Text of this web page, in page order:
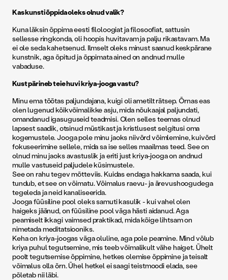
Kas kunsti õppida oleks olnud valik?
Kuna läksin õppima eesti filoloogiat ja filosoofiat, sattusin
sellesse ringkonda, oli hoopis huvitavam ja palju rikastavam. Ma
ei ole seda kahetsenud. Ilmselt oleks minust saanud keskpärane
kunstnik, aga õpitud ja õppimata ained on andnud mulle
vabaduse.
Kust pärineb teie huvi kriya-jooga vastu?
Minu ema töötas paljundajana, kuigi oli ametilt rätsep. Õrnas eas
olen lugenud kõikvõimalikke asju, mida nõukaajal paljundati,
omandanud igasuguseid teadmisi. Olen selles teemas olnud
lapsest saadik, otsinud müstikast ja kristlusest selgitusi oma
kogemustele. Jooga pole minu jaoks niivõrd võimlemine, kuivõrd
fokuseerimine sellele, mida sa ise selles maailmas teed. See on
olnud minu jaoks avastuslik ja eriti just kriya-jooga on andnud
mulle vastuseid paljudele küsimustele.
See on rahu tegev mõtteviis. Kuidas endaga hakkama saada, kui
tundub, et see on võimatu. Võimalus raevu- ja ärevushoogudega
tegeleda ja neid kanaliseerida.
Jooga füüsiline pool oleks samuti kasulik - kui vahel olen
haigeks jäänud, on füüsiline pool väga hästi aidanud. Aga
peamiselt ikkagi vaimsed praktikad, mida kõige lihtsam on
nimetada meditatsiooniks.
Keha on kriya-joogas väga oluline, aga pole peamine. Mind võlub
kriya puhul tegutsemine, mis teeb võimalikult vähe haiget. Ühelt
poolt tegutsemise õppimine, hetkes olemise õppimine ja teisalt
võimalus olla õrn. Ühel hetkel ei saagi teistmoodi elada, see
põletab nii läbi.